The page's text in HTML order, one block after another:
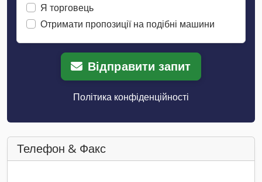
Я торговець
Отримати пропозиції на подібні машини
Відправити запит
Політика конфіденційності
Телефон & Факс